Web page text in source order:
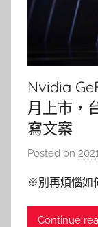
Nvidia
月上市，
寫文案
Posted on
※別再煩惱如
Continue